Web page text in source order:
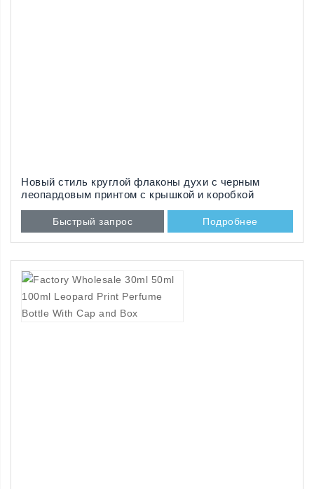
Новый стиль круглой флаконы духи с черным
леопардовым принтом с крышкой и коробкой
Быстрый запрос Подробнее